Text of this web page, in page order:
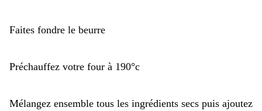
Faites fondre le beurre
Préchauffez votre four à 190°c
Mélangez ensemble tous les ingrédients secs puis ajoutez